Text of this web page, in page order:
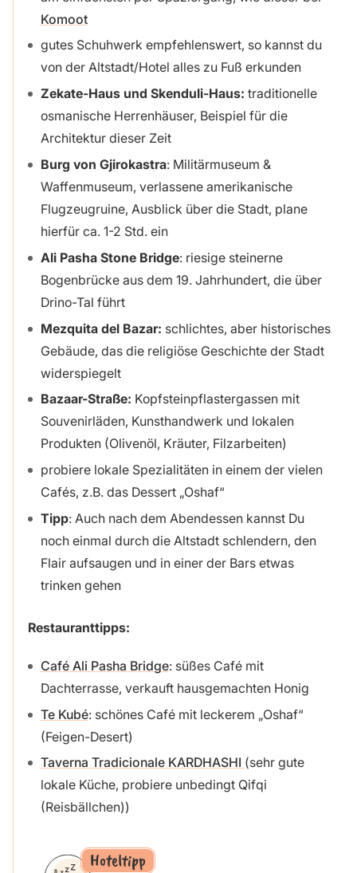
Komoot
gutes Schuhwerk empfehlenswert, so kannst du
von der Altstadt/Hotel alles zu Fuß erkunden
Zekate-Haus und Skenduli-Haus: traditionelle
osmanische Herrenhäuser, Beispiel für die
Architektur dieser Zeit
Burg von Gjirokastra: Militärmuseum &
Waffenmuseum, verlassene amerikanische
Flugzeugruine, Ausblick über die Stadt, plane
hierfür ca. 1-2 Std. ein
Ali Pasha Stone Bridge: riesige steinerne
Bogenbrücke aus dem 19. Jahrhundert, die über
Drino-Tal führt
Mezquita del Bazar: schlichtes, aber historisches
Gebäude, das die religiöse Geschichte der Stadt
widerspiegelt
Bazaar-Straße: Kopfsteinpflastergassen mit
Souvenirläden, Kunsthandwerk und lokalen
Produkten (Olivenöl, Kräuter, Filzarbeiten)
probiere lokale Spezialitäten in einem der vielen
Cafés, z.B. das Dessert „Oshaf“
Tipp: Auch nach dem Abendessen kannst Du
noch einmal durch die Altstadt schlendern, den
Flair aufsaugen und in einer der Bars etwas
trinken gehen
Restauranttipps:
Café Ali Pasha Bridge: süßes Café mit
Dachterrasse, verkauft hausgemachten Honig
Te Kubé: schönes Café mit leckerem „Oshaf“
(Feigen-Desert)
Taverna Tradicionale KARDHASHI (sehr gute
lokale Küche, probiere unbedingt Qifqi
(Reisbällchen))
Hoteltipp